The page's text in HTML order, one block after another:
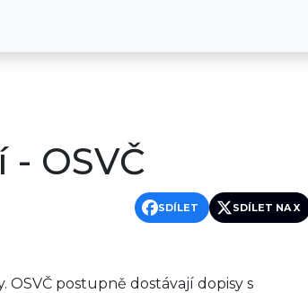
OSVČ
SDÍLET SDÍLET NA X
OSVČ postupně dostávají dopisy s